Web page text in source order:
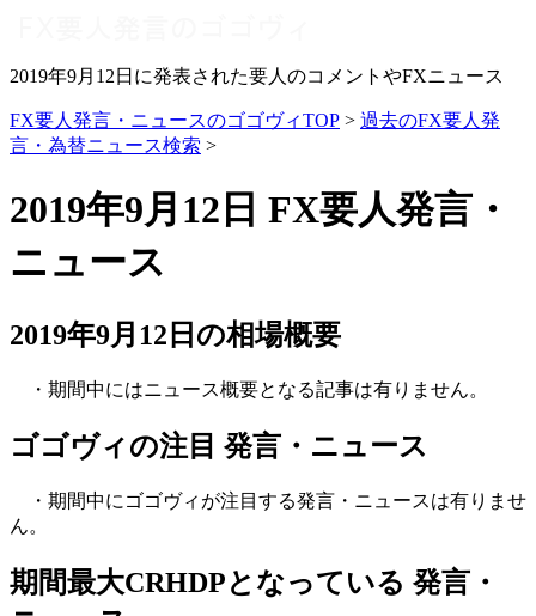
2019年9月12日に発表された要人のコメントやFXニュース
FX要人発言・ニュースのゴゴヴィTOP > 過去のFX要人発
言・為替ニュース検索 >
2019年9月12日 FX要人発言・
ニュース
2019年9月12日の相場概要
・期間中にはニュース概要となる記事は有りません。
ゴゴヴィの注目 発言・ニュース
・期間中にゴゴヴィが注目する発言・ニュースは有りませ
ん。
期間最大CRHDPとなっている 発言・